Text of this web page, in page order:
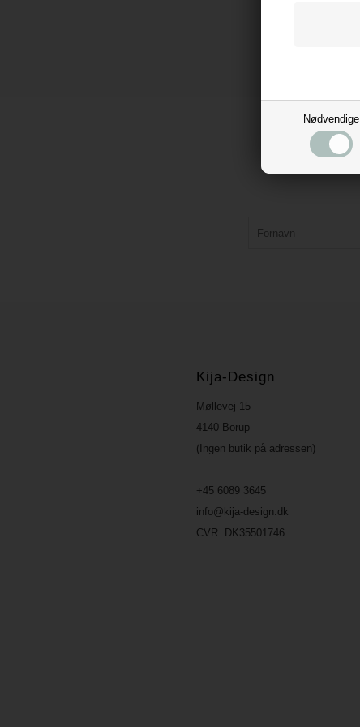
Nødvendige
Kija-Design
Møllevej 15
4140 Borup
(Ingen butik på adressen)
+45 6089 3645
info@kija-design.dk
CVR: DK35501746